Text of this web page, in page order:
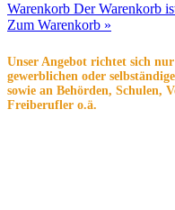
Warenkorb Der Warenkorb
Zum Warenkorb »
Unser Angebot richtet sich
gewerblichen oder
sowie an Behörden, Schulen,
Freiberufler o.ä.